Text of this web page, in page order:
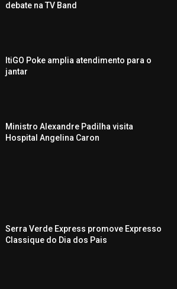
debate na TV Band
ItiGO Poke amplia atendimento para o
jantar
Ministro Alexandre Padilha visita
Hospital Angelina Caron
Serra Verde Express promove Expresso
Classique do Dia dos Pais